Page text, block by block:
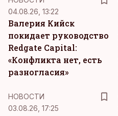
04.08.26, 13:22
Валерия Кийск
покидает руководство
Redgate Capital:
«Конфликта нет, есть
разногласия»
НОВОСТИ
03.08.26, 17:25